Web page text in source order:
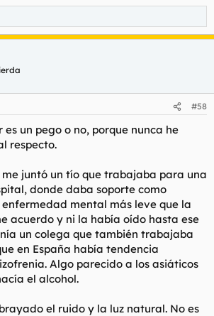
#58
un pego o no, porque nunca he
respecto.
me juntó un tío que trabajaba para una
donde daba soporte como
mental más leve que la
acuerdo y ni la había oído hasta ese
un colega que también trabajaba
en España había tendencia
Algo parecido a los asiáticos
el alcohol.
el ruido y la luz natural. No es